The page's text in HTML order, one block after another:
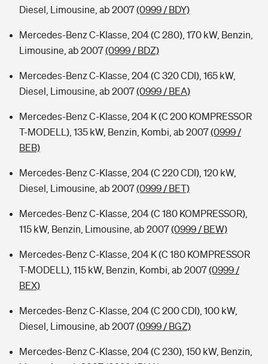
Diesel, Limousine, ab 2007(0999 / BDY)
Mercedes-Benz C-Klasse, 204 (C 280), 170 kW, Benzin,
Limousine, ab 2007(0999 / BDZ)
Mercedes-Benz C-Klasse, 204 (C 320 CDI), 165 kW,
Diesel, Limousine, ab 2007(0999 / BEA)
Mercedes-Benz C-Klasse, 204 K (C 200 KOMPRESSOR
T-MODELL), 135 kW, Benzin, Kombi, ab 2007(0999 /
BEB)
Mercedes-Benz C-Klasse, 204 (C 220 CDI), 120 kW,
Diesel, Limousine, ab 2007(0999 / BET)
Mercedes-Benz C-Klasse, 204 (C 180 KOMPRESSOR),
115 kW, Benzin, Limousine, ab 2007(0999 / BEW)
Mercedes-Benz C-Klasse, 204 K (C 180 KOMPRESSOR
T-MODELL), 115 kW, Benzin, Kombi, ab 2007(0999 /
BEX)
Mercedes-Benz C-Klasse, 204 (C 200 CDI), 100 kW,
Diesel, Limousine, ab 2007(0999 / BGZ)
Mercedes-Benz C-Klasse, 204 (C 230), 150 kW, Benzin,